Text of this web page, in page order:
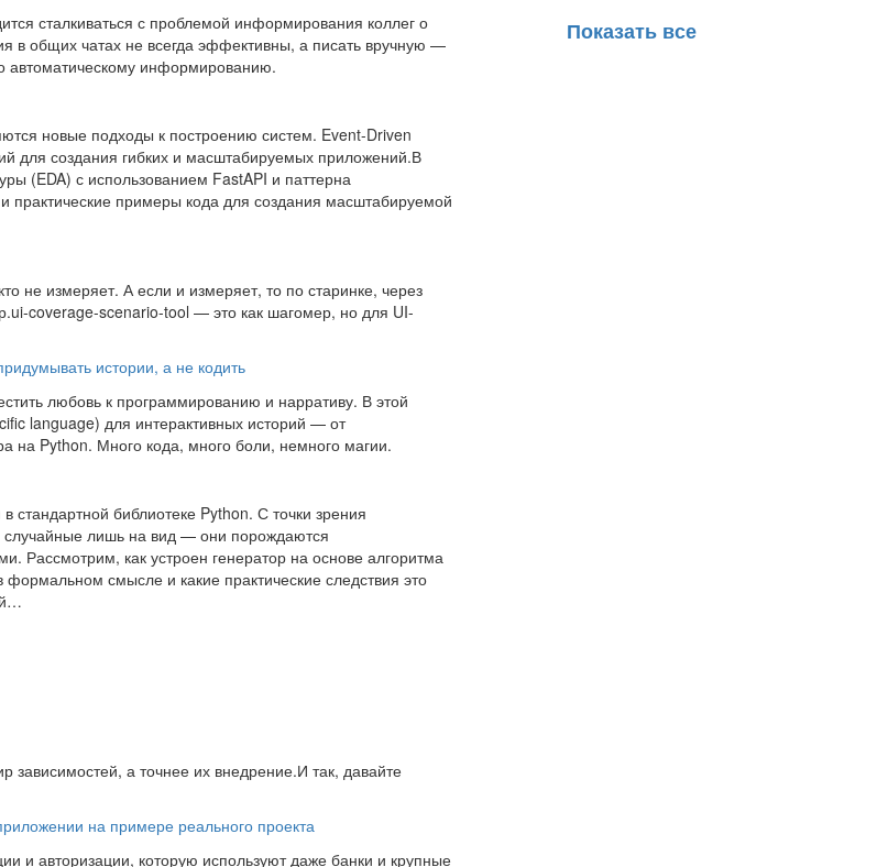
сталкиваться с проблемой информирования коллег о
в общих чатах не всегда эффективны, а писать вручную —
автоматическому информированию.
новые подходы к построению систем. Event-Driven
для создания гибких и масштабируемых приложений.В
(EDA) с использованием FastAPI и паттерна
примеры кода для создания масштабируемой
не измеряет. А если и измеряет, то по старинке, через
coverage-scenario-tool — это как шагомер, но для UI-
истории, а не кодить
любовь к программированию и нарративу. В этой
language) для интерактивных историй — от
на Python. Много кода, много боли, немного магии.
стандартной библиотеке Python. С точки зрения
лишь на вид — они порождаются
Рассмотрим, как устроен генератор на основе алгоритма
смысле и какие практические следствия это
зависимостей, а точнее их внедрение.И так, давайте
на примере реального проекта
и авторизации, которую используют даже банки и крупные
Показать все